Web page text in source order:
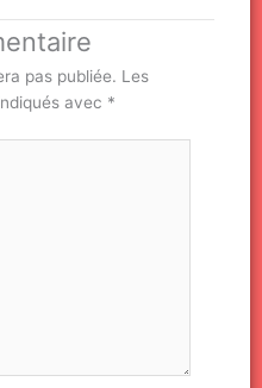
pas publiée. Les
avec *